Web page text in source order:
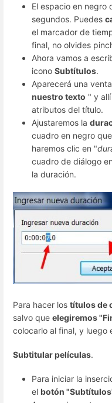
El espacio en negro
segundos. Puedes
el marcador de
final, no olvides
Ahora vamos a
icono Subtítulos.
Aparecerá una
nuestro texto " y
atributos del título.
Ajustaremos la
cuadro en negro
haremos clic en "
cuadro de diálogo
la duración.
Para hacer los títulos de
salvo que elegiremos
colocarlo al final, y luego
Subtitular películas.
Para iniciar la
el botón